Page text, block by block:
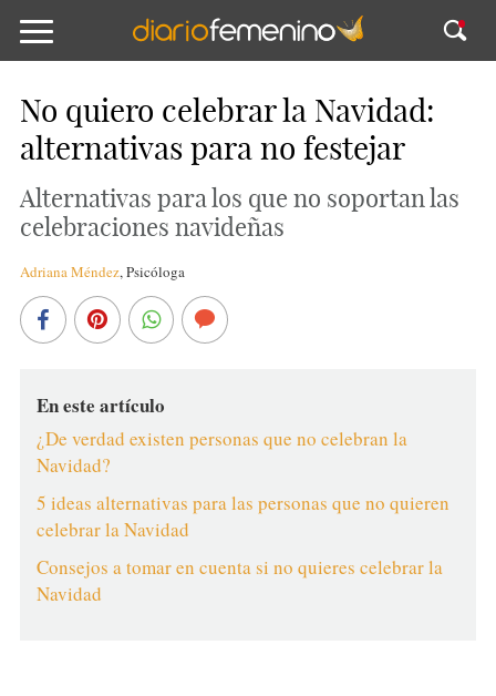
No quiero celebrar la Navidad:
alternativas para no festejar
Alternativas para los que no soportan las
celebraciones navideñas
Adriana Méndez,Psicóloga
En este artículo
¿De verdad existen personas que no celebran la
Navidad?
5 ideas alternativas para las personas que no quieren
celebrar la Navidad
Consejos a tomar en cuenta si no quieres celebrar la
Navidad